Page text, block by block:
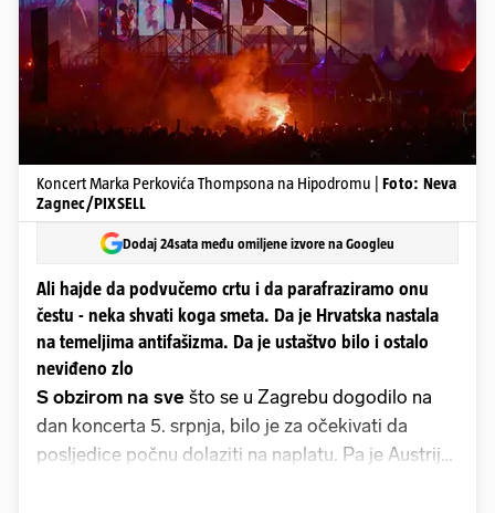
Koncert Marka Perkovića Thompsona na Hipodromu | Foto: Neva
Zagnec/PIXSELL
Dodaj 24sata među omiljene izvore na Googleu
Ali hajde da podvučemo crtu i da parafraziramo onu
čestu - neka shvati koga smeta. Da je Hrvatska nastala
na temeljima antifašizma. Da je ustaštvo bilo i ostalo
neviđeno zlo
S obzirom na sve što se u Zagrebu dogodilo na
dan koncerta 5. srpnja, bilo je za očekivati da
posljedice počnu dolaziti na naplatu. Pa je Austrija